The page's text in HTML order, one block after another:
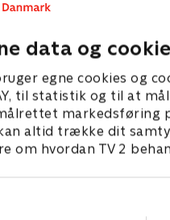
data og
egne cookies og
til statistik og til at
markedsføring
altid trække dit
om hvordan TV 2
forsøge at
4. september